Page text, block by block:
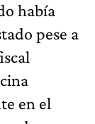
había
pese a
en el